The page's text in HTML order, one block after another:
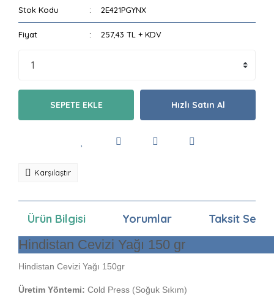
Stok Kodu 2E421PGYNX
Fiyat 257,43 TL + KDV
SEPETE EKLE Hızlı Satın Al
Karşılaştır
Ürün Bilgisi Yorumlar Taksit
Hindistan Cevizi Yağı 150 gr
Hindistan Cevizi Yağı 150gr
Üretim Yöntemi: Cold Press (Soğuk Sıkım)